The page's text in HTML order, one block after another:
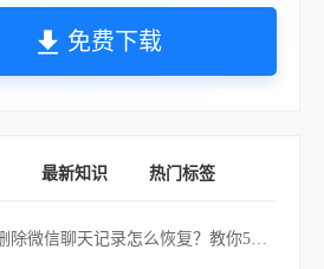
免费下载
最新知识 热门标签
不小心删除微信聊天记录怎么恢复？教你5种简单找回的方法！